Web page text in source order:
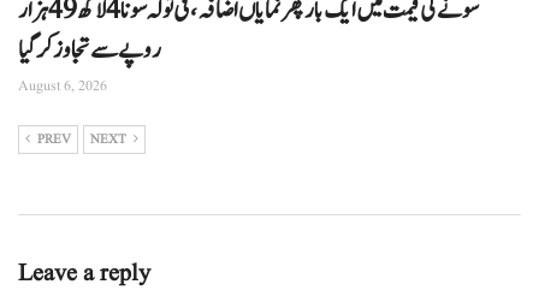
سونے کی قیمت میں ایک بار پھر نمایاں اضافہ، فی تولہ سونا 4 لاکھ 49 ہزار
روپے سے تجاوز کرگیا
August 6, 2026
PREV NEXT
Leave a reply